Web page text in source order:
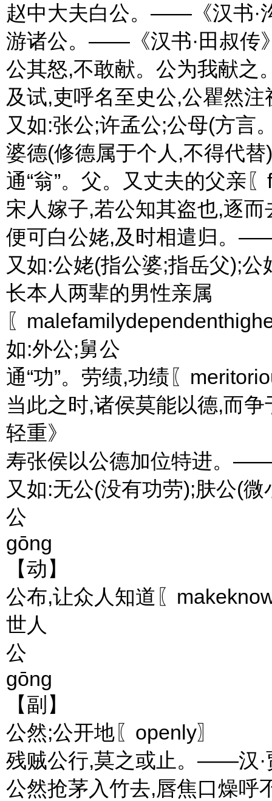
赵中大夫白公。——《汉书·
游诸公。——《汉书·田叔传
公其怒,不敢献。公为我献
及试,吏呼名至史公,公瞿然
又如:张公;许孟公;公母(方言
婆德(修德属于个人,不得代替)
通“翁”。父。又丈夫的父亲
宋人嫁子,若公知其盗也,逐
便可白公姥,及时相遣归。
又如:公姥(指公婆;指岳父);公
长本人两辈的男性亲属
〖
如:外公;舅公
通“功”。劳绩,功绩〖
当此之时,诸侯莫能以德,而
轻重》
寿张侯以公德加位特进。
又如:无公(没有功劳);肤公(微
公
gōng
【动】
公布,让众人知道〖
世人
公
gōng
【副】
公然;公开地〖openly〗
残贼公行,莫之或止。——汉·
公然抢茅入竹去,唇焦口燥